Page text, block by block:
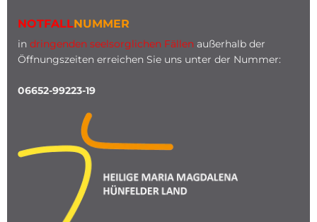
NOTFALLNUMMER
in dringenden seelsorglichen Fällen außerhalb der
Öffnungszeiten erreichen Sie uns unter der Nummer:
06652-99223-19